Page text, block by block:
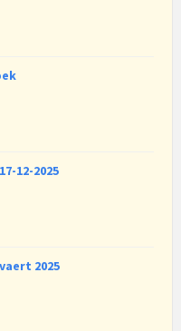
12-2025
2025